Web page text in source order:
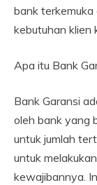
bank terkemuka
kebutuhan klien
Apa itu Bank
Bank Garansi
oleh bank yang
untuk jumlah
untuk
kewajibannya.